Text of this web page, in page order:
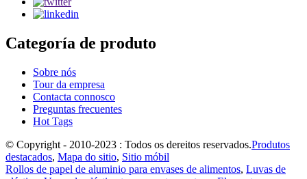
Categoría de produto
Sobre nós
Tour da empresa
Contacta connosco
Preguntas frecuentes
Hot Tags
© Copyright - 2010-2023 : Todos os dereitos reservados.Produtos
destacados, Mapa do sitio, Sitio móbil
Rollos de papel de aluminio para envases de alimentos, Luvas de